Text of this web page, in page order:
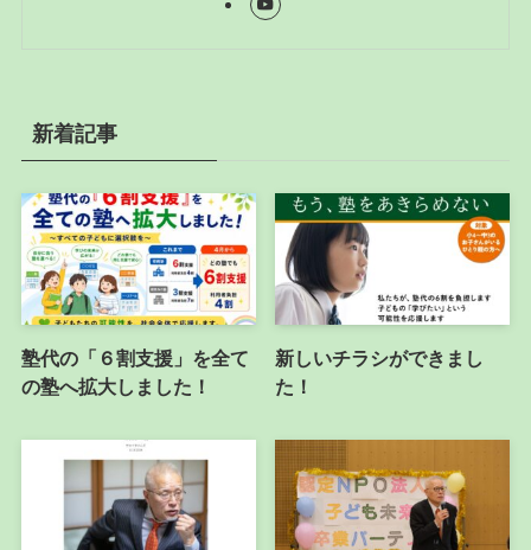
新着記事
塾代の「６割支援」を全て
の塾へ拡大しました！
新しいチラシができまし
た！